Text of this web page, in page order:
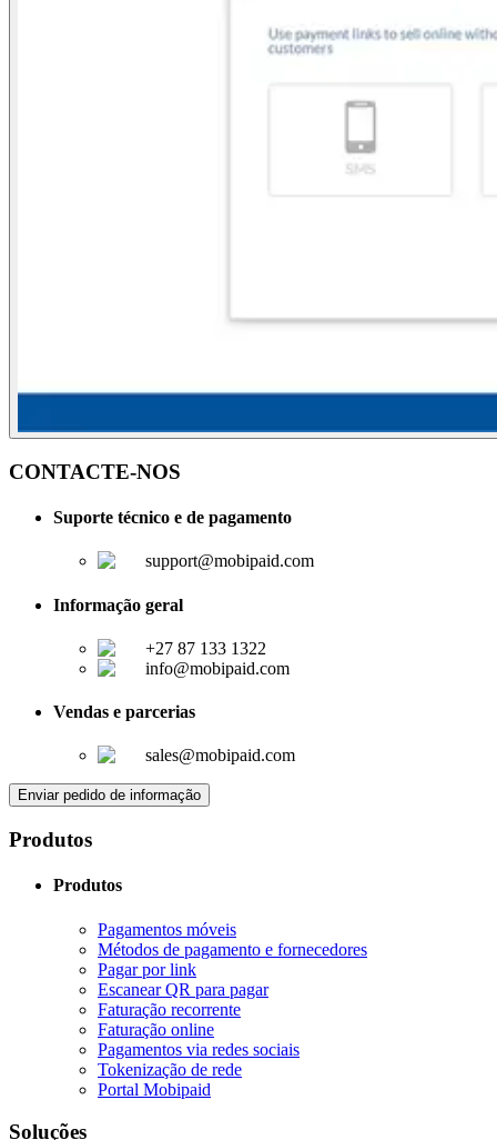
CONTACTE-NOS
Suporte técnico e de pagamento
support@mobipaid.com
Informação geral
+27 87 133 1322
info@mobipaid.com
Vendas e parcerias
sales@mobipaid.com
Enviar pedido de informação
Produtos
Produtos
Pagamentos móveis
Métodos de pagamento e fornecedores
Pagar por link
Escanear QR para pagar
Faturação recorrente
Faturação online
Pagamentos via redes sociais
Tokenização de rede
Portal Mobipaid
Soluções